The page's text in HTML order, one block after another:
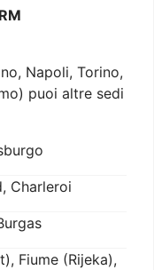
Napoli, Torino,
puoi altre sedi
Charleroi
Fiume (Rijeka),